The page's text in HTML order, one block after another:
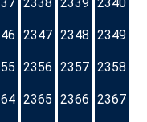
2347 2348 2349
2356 2357 2358
2365 2366 2367